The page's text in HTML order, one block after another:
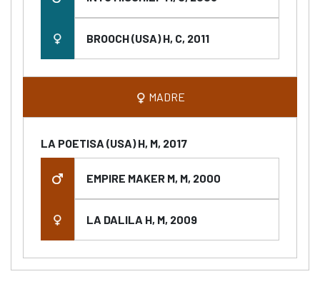
BROOCH (USA) H, C, 2011
MADRE
LA POETISA (USA) H, M, 2017
EMPIRE MAKER M, M, 2000
LA DALILA H, M, 2009